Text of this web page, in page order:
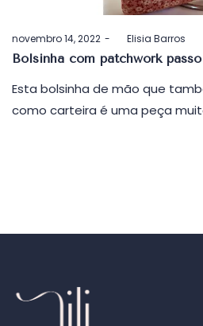
Postado
em
novembro 14, 2022 byElisia Barros
Bolsinha com patchwork
Esta bolsinha de mão que
como carteira é uma peça